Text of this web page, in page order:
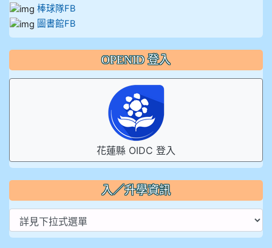
棒球隊FB
圖書館FB
OPENID 登入
花蓮縣 OIDC 登入
入／升學資訊